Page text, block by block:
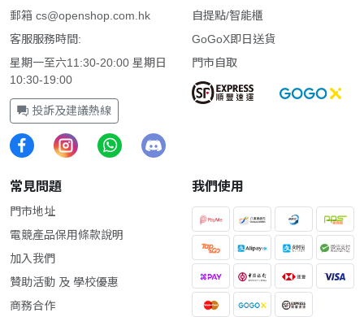
郵箱 cs@openshop.com.hk
客服服務時間:
星期一至六11:30-20:00 星期日
10:30-19:00
投訴及建議熱線
自提點/智能櫃
GoGoX即日送貨
門市自取
常見問題
門市地址
電競產品保用條款說明
加入我們
贊助活動 及 學校優惠
商務合作
我們使用